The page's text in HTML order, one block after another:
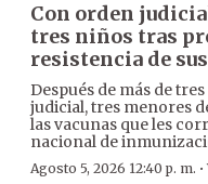
Con orden
tres niños tras
resistencia de
Después de más de
judicial, tres menores
las vacunas que les
nacional de
Agosto 5, 2026 12:40 p. m. ·